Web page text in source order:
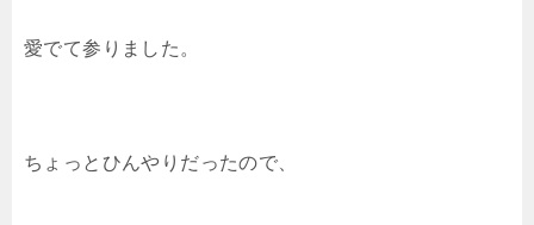
愛でて参りました。
ちょっとひんやりだったので、